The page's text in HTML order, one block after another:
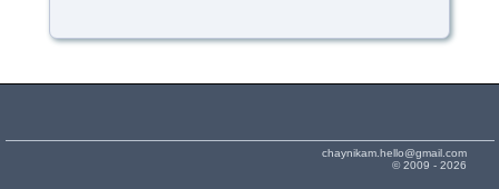
chaynikam.hello@gmail.com
© 2009 - 2026